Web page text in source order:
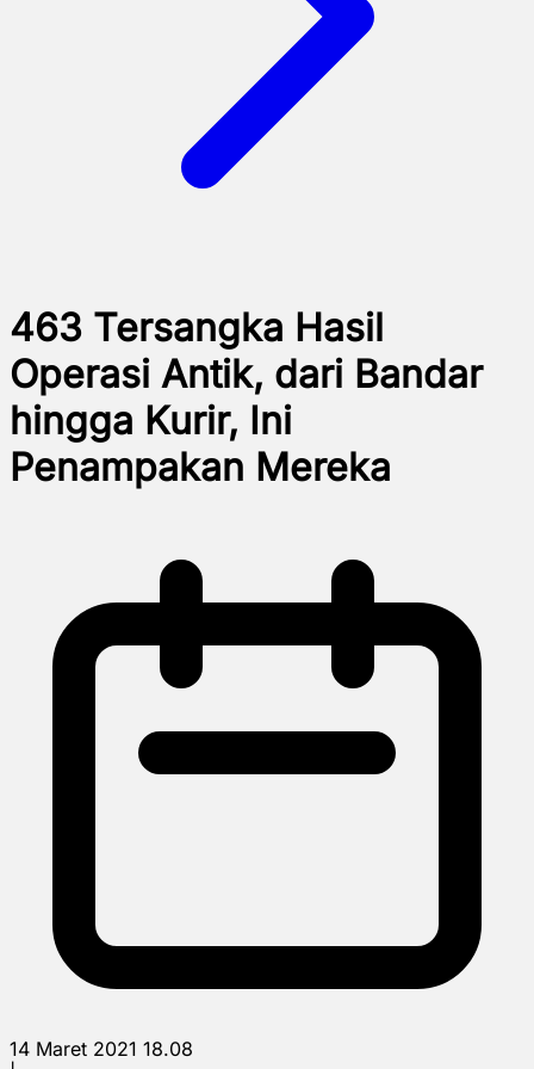
463 Tersangka Hasil
Operasi Antik, dari Bandar
hingga Kurir, Ini
Penampakan Mereka
14 Maret 2021 18.08